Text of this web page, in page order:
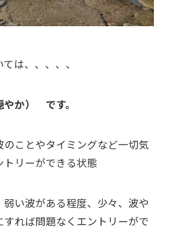
は、、、、、
か） です。
ことやタイミングなど一切気
トリーができる状態
い波がある程度、少々、波や
れば問題なくエントリーがで